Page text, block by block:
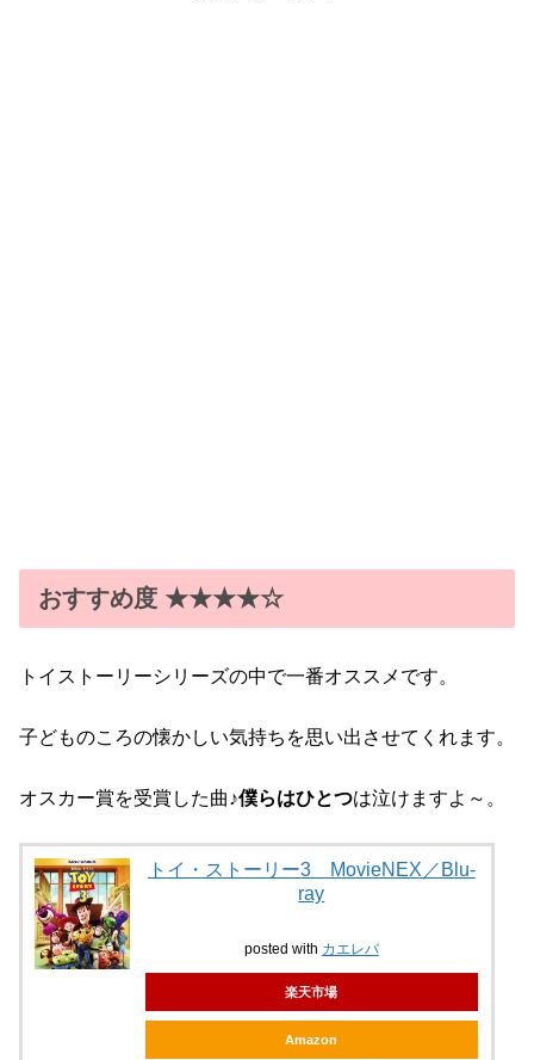
おすすめ度 ★★★★☆
トイストーリーシリーズの中で一番オススメです。
子どものころの懐かしい気持ちを思い出させてくれます。
オスカー賞を受賞した曲♪僕らはひとつは泣けますよ～。
トイ・ストーリー3 MovieNEX／Blu-
ray
posted with カエレバ
楽天市場
Amazon